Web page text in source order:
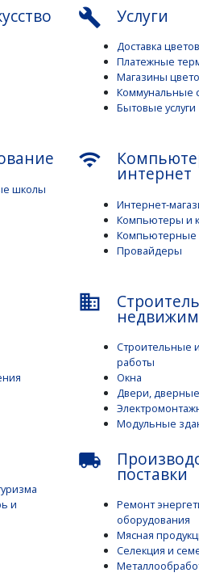
build Услуги
Доставка
Платежные
Магазины
Коммунальные
Бытовые услуги
школы
wifi
интернет
Интернет-
Компьютеры и
Компьютерные
Провайдеры
business
Строительные
работы
Окна
Двери,
Модульные
и
local_shipping
поставки
Ремонт
оборудования
Мясная
Селекция и